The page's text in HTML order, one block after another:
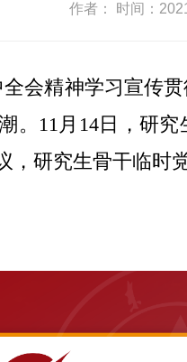
作者： 时间：
会精神学习宣传
。 11月 14日，研究
研究生骨干临时